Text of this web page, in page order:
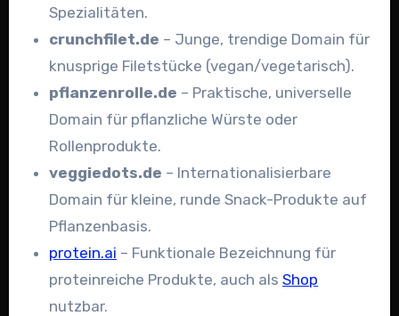
Spezialitäten.
crunchfilet.de – Junge, trendige Domain für
knusprige Filetstücke (vegan/vegetarisch).
pflanzenrolle.de – Praktische, universelle
Domain für pflanzliche Würste oder
Rollenprodukte.
veggiedots.de – Internationalisierbare
Domain für kleine, runde Snack-Produkte auf
Pflanzenbasis.
protein.ai – Funktionale Bezeichnung für
proteinreiche Produkte, auch alsShop
nutzbar.